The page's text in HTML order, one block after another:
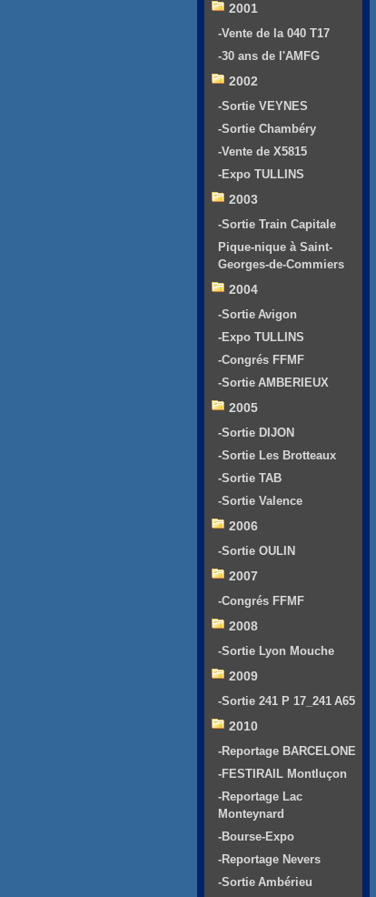
2001
-Vente de la 040 T17
-30 ans de l'AMFG
2002
-Sortie VEYNES
-Sortie Chambéry
-Vente de X5815
-Expo TULLINS
2003
-Sortie Train Capitale
Pique-nique à Saint-
Georges-de-Commiers
2004
-Sortie Avigon
-Expo TULLINS
-Congrés FFMF
-Sortie AMBERIEUX
2005
-Sortie DIJON
-Sortie Les Brotteaux
-Sortie TAB
-Sortie Valence
2006
-Sortie OULIN
2007
-Congrés FFMF
2008
-Sortie Lyon Mouche
2009
-Sortie 241 P 17_241 A65
2010
-Reportage BARCELONE
-FESTIRAIL Montluçon
-Reportage Lac
Monteynard
-Bourse-Expo
-Reportage Nevers
-Sortie Ambérieu